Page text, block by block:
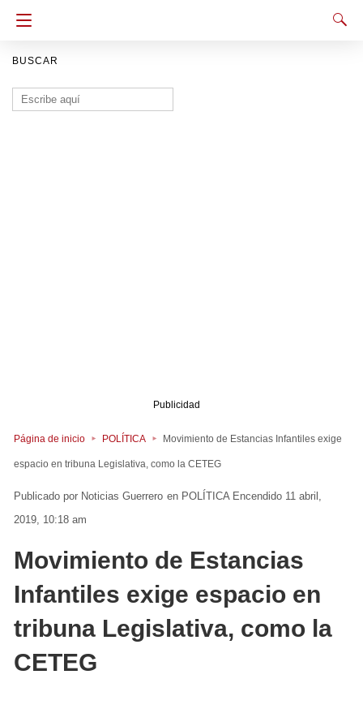
BUSCAR
Buscar:
Publicidad
Página de inicio POLÍTICA Movimiento de Estancias Infantiles exige
espacio en tribuna Legislativa, como la CETEG
Noticias Guerrero en POLÍTICA Encendido 11 abril,
2019, 10:18 am
Movimiento de Estancias
Infantiles exige espacio en
tribuna Legislativa, como la
CETEG